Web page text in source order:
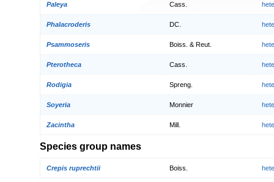
Paleya Cass.
Phalacroderis DC.
Psammoseris Boiss. & Reut.
Pterotheca Cass.
Rodigia Spreng.
Soyeria Monnier
Zacintha Mill.
Species group names
Crepis ruprechtii Boiss.